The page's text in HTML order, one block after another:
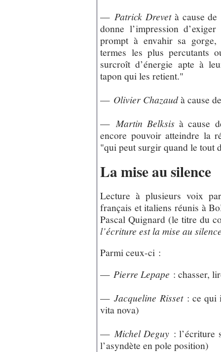
—Patrick Drevetà cause de
donne l’impression
prompt à envahir sa
termes les plus percutants
surcroît d’énergie apte à
tapon qui les retient."
— Olivier Chazaudà cause
—Martin Belksis à cause
encore pouvoir atteindre la
"qui peut surgir quand le tout
La mise au silence
Lecture à plusieurs voix
français et italiens réunis à
Pascal Quignard (le titre du
l’écriture est la mise au
Parmi ceux-ci :
— Pierre Lepape : chasser,
—Jacqueline Risset: ce qui
vita nova)
— Michel Deguy : l’écriture
l’asyndète en pole position)